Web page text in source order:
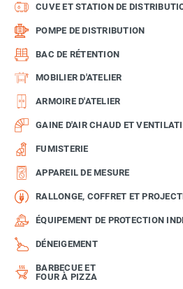
CUVE ET STATION DE
POMPE DE DISTRIBUTION
BAC DE RÉTENTION
MOBILIER D'ATELIER
ARMOIRE D'ATELIER
GAINE D'AIR CHAUD ET
FUMISTERIE
APPAREIL DE MESURE
RALLONGE, COFFRET ET
ÉQUIPEMENT DE PROTECTION
DÉNEIGEMENT
BARBECUE ET
FOUR À PIZZA